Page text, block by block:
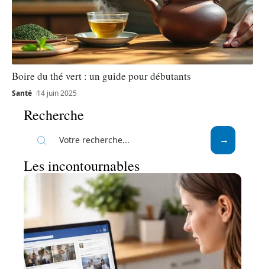
Boire du thé vert : un guide pour débutants
Santé 14 juin 2025
Recherche
Les incontournables